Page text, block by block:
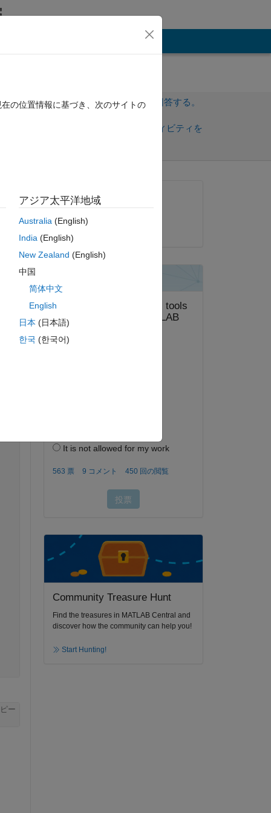
サインインしてこの質問に回答する。
サインインしてアクティビティを
ー
質問済み:
2012 年 2 月 13 日
Community Treasure Hunt
Find the treasures in MATLAB Central and
discover how the community can help you!
Start Hunting!
の位置情報に基づき、次のサイトの
アジア太平洋地域
Australia(English)
India(English)
New Zealand (English)
中国
简体中文
English
日本 (日本語)
한국 (한국어)